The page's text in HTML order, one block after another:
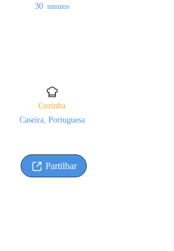
30minutos
minutos
Cozinha
Caseira, Portuguesa
Partilhar